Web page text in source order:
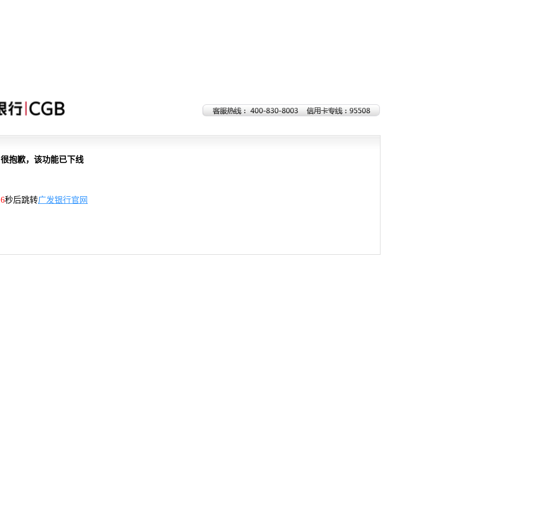
很抱歉，该功能已下线
6秒后跳转广发银行官网